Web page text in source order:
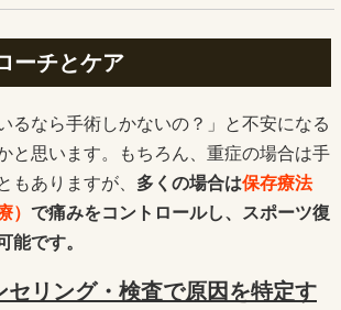
ーチとケア
るなら手術しかないの？」と不安になる
と思います。もちろん、重症の場合は手
もありますが、 多くの場合は保存療法
） で痛みをコントロールし、スポーツ復
能です。
リング・検査で原因を特定す